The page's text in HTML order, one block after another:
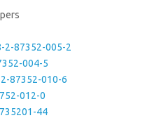
2-87352-005-2
004-5
2-87352-010-6
012-0
44